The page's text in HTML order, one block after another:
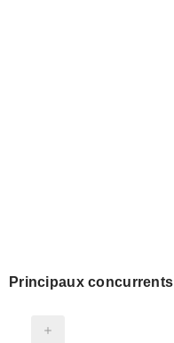
Principaux concurrents